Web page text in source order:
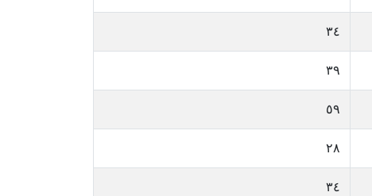
٣٤
٣٩
٥٩
٢٨
٣٤